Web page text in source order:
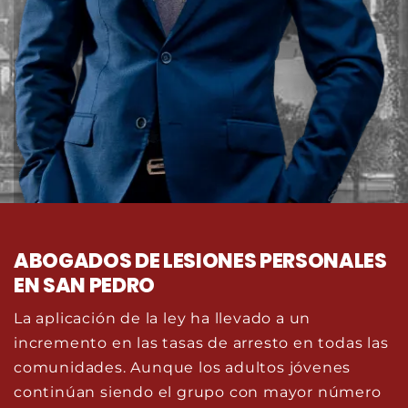
ABOGADOS DE LESIONES PERSONALES
EN SAN PEDRO
La aplicación de la ley ha llevado a un
incremento en las tasas de arresto en todas las
comunidades. Aunque los adultos jóvenes
continúan siendo el grupo con mayor número